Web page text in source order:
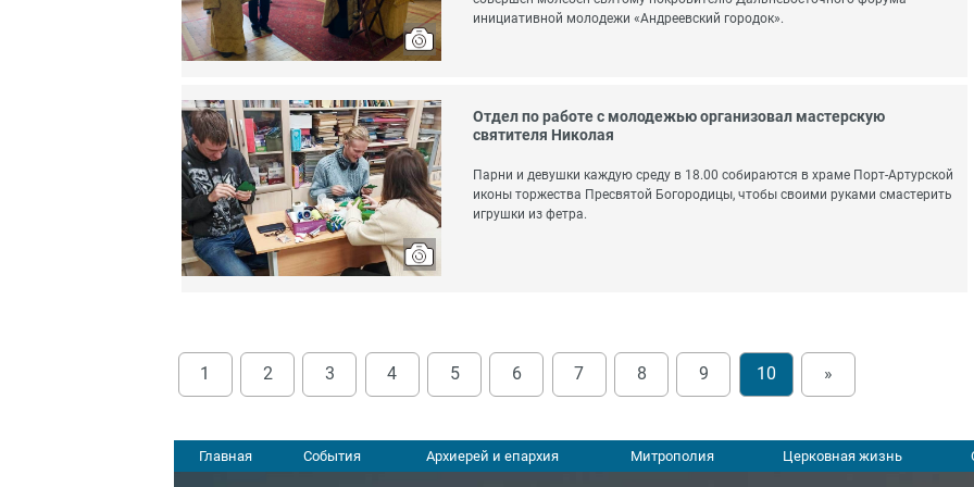
инициативной молодежи «Андреевский городок».
Отдел по работе с молодежью организовал мастерскую
святителя Николая
Парни и девушки каждую среду в 18.00 собираются в храме Порт-Артурской
иконы торжества Пресвятой Богородицы, чтобы своими руками смастерить
игрушки из фетра.
1 2 3 4 5 6 7 8 9 10 »
Главная События Архиерей и епархия Митрополия Церковная жизнь